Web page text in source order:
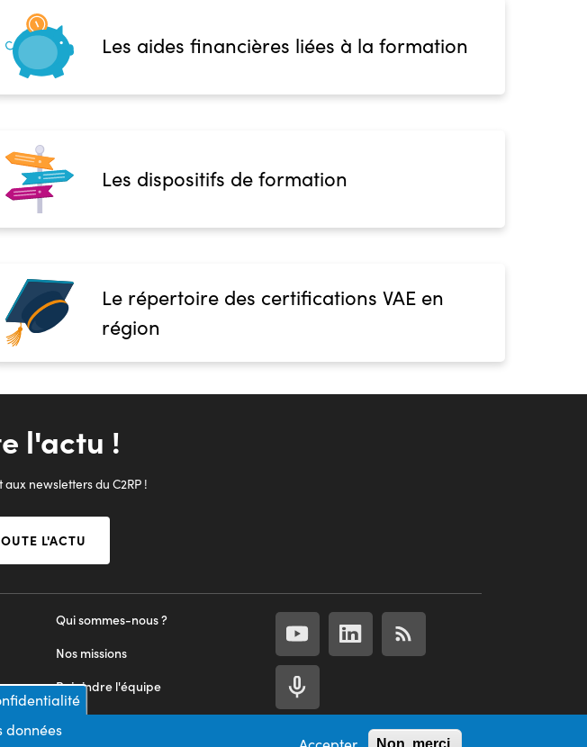
Les aides financières liées à la formation
Les dispositifs de formation
Le répertoire des certifications VAE en
région
l'actu !
newsletters du C2RP !
L'ACTU
Qui sommes-nous ?
Nos missions
Rejoindre l'équipe
Nous contacter
données
Non, merci.